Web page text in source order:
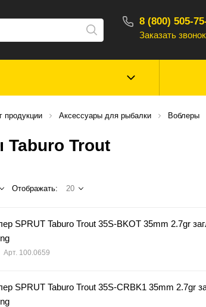
8 (800) 505-
Заказать звонок
продукции Аксессуары для рыбалки Воблеры
Trout
Отображать: 20
SPRUT Taburo Trout 35S-BKOT 35mm 2.7gr
Арт. 100.0659
SPRUT Taburo Trout 35S-CRBK1 35mm 2.7gr